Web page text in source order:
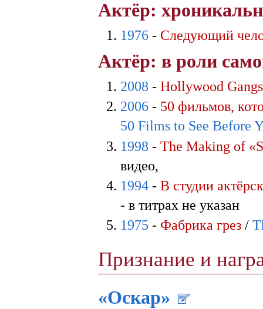
Актёр:
1976 - Следующий
Актёр: в роли
2008 -Hollywood
2006 - 50 фильмов,
50 Films to See Before
1998 -The Making of
видео,
1994 -В студии
- в титрах не указан
1975 - Фабрика грез /
Признание и
«Оскар»